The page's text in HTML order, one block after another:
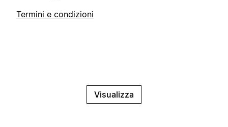
Termini e condizioni
Visualizza